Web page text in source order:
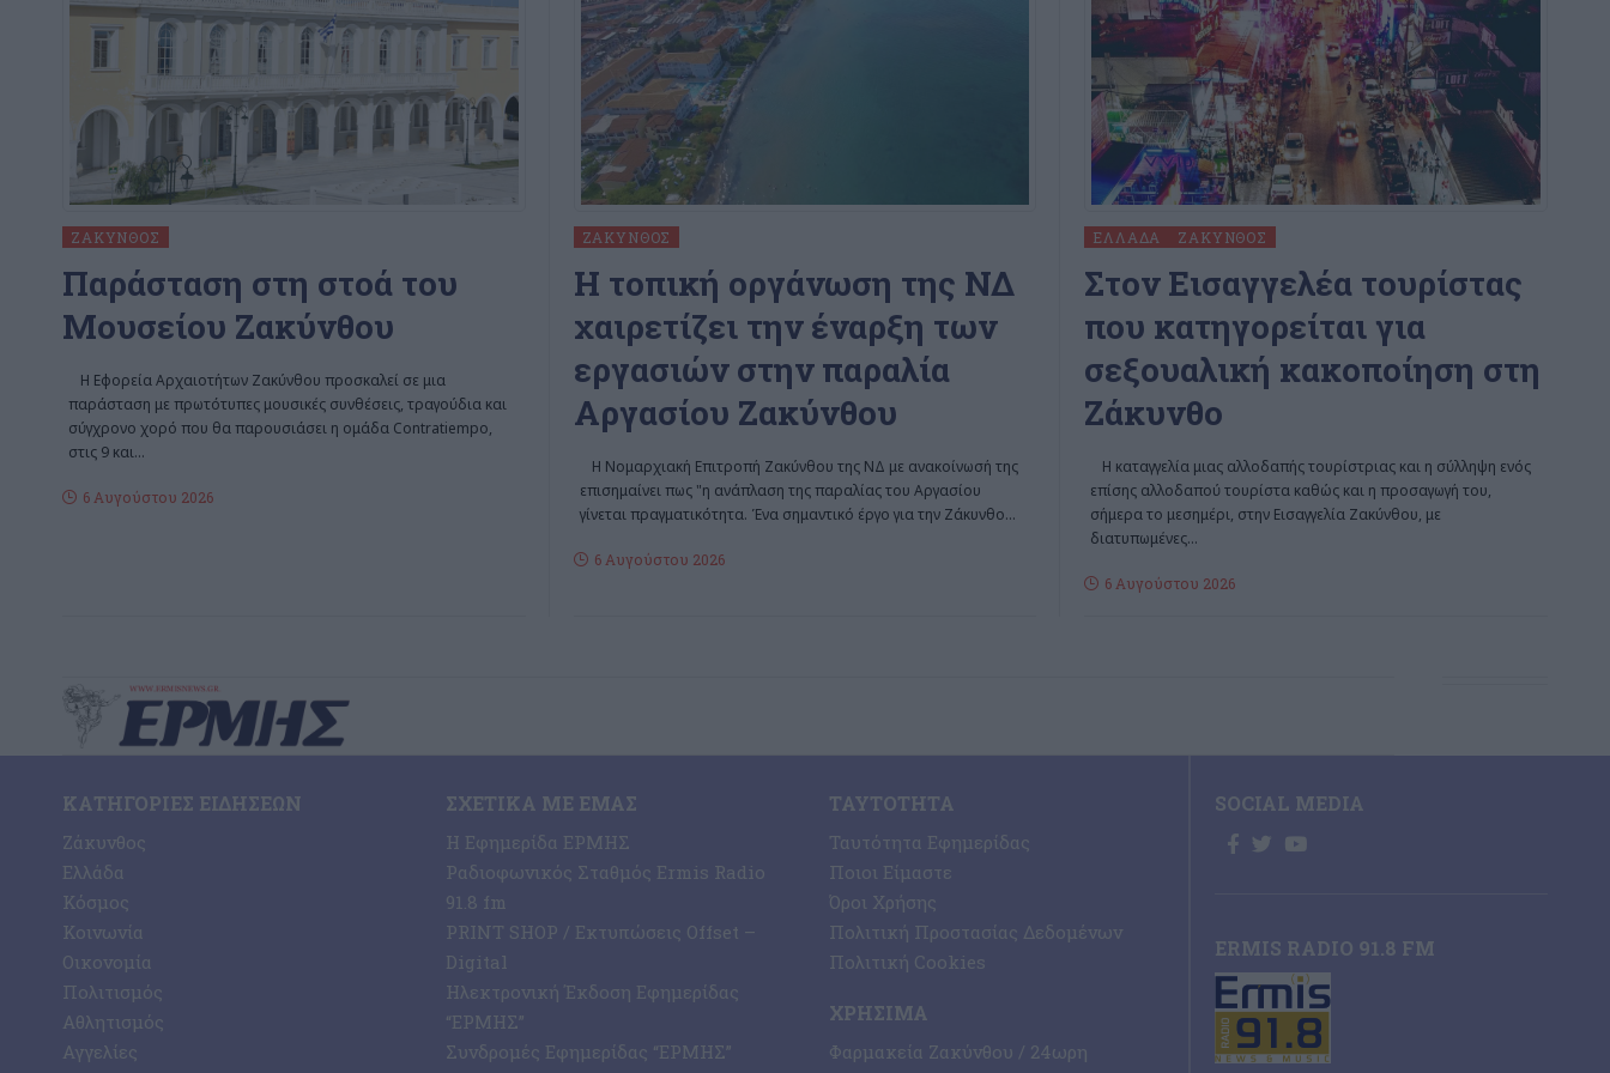
ΖΆΚΥΝΘΟΣ
Παράσταση στη στοά του
Μουσείου Ζακύνθου
Η Εφορεία Αρχαιοτήτων Ζακύνθου προσκαλεί σε μια
παράσταση με πρωτότυπες μουσικές συνθέσεις, τραγούδια και
σύγχρονο χορό που θα παρουσιάσει η ομάδα Contratiempo,
στις 9 και…
6 Αυγούστου 2026
ΖΆΚΥΝΘΟΣ
Η τοπική οργάνωση της ΝΔ
χαιρετίζει την έναρξη των
εργασιών στην παραλία
Αργασίου Ζακύνθου
Η Νομαρχιακή Επιτροπή Ζακύνθου της ΝΔ με ανακοίνωσή της
επισημαίνει πως "η ανάπλαση της παραλίας του Αργασίου
γίνεται πραγματικότητα. Ένα σημαντικό έργο για την Ζάκυνθο…
6 Αυγούστου 2026
ΕΛΛΆΔΑ ΖΆΚΥΝΘΟΣ
Στον Εισαγγελέα τουρίστας
που κατηγορείται για
σεξουαλική κακοποίηση στη
Ζάκυνθο
Η καταγγελία μιας αλλοδαπής τουρίστριας και η σύλληψη ενός
επίσης αλλοδαπού τουρίστα καθώς και η προσαγωγή του,
σήμερα το μεσημέρι, στην Εισαγγελία Ζακύνθου, με
διατυπωμένες…
6 Αυγούστου 2026
ΚΑΤΗΓΟΡΊΕΣ ΕΙΔΉΣΕΩΝ
Ζάκυνθος
Ελλάδα
Κόσμος
Κοινωνία
Οικονομία
Πολιτισμός
Αθλητισμός
Αγγελίες
ΣΧΕΤΙΚΆ ΜΕ ΕΜΆΣ
Η Εφημερίδα ΕΡΜΗΣ
Ραδιοφωνικός Σταθμός Ermis Radio
91.8 fm
PRINT SHOP / Εκτυπώσεις Offset –
Digital
Ηλεκτρονική Έκδοση Εφημερίδας
“ΕΡΜΗΣ”
Συνδρομές Εφημερίδας “ΕΡΜΗΣ”
ΤΑΥΤΌΤΗΤΑ
Ταυτότητα Εφημερίδας
Ποιοι Είμαστε
Όροι Χρήσης
Πολιτική Προστασίας Δεδομένων
Πολιτική Cookies
ΧΡΉΣΙΜΑ
Φαρμακεία Ζακύνθου / 24ωρη
SOCIAL MEDIA
ERMIS RADIO 91.8 FM